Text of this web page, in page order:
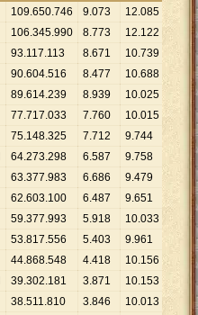
109.650.746 9.073 12.085
106.345.990 8.773 12.122
93.117.113 8.671 10.739
90.604.516 8.477 10.688
89.614.239 8.939 10.025
77.717.033 7.760 10.015
75.148.325 7.712 9.744
64.273.298 6.587 9.758
63.377.983 6.686 9.479
62.603.100 6.487 9.651
59.377.993 5.918 10.033
53.817.556 5.403 9.961
44.868.548 4.418 10.156
39.302.181 3.871 10.153
38.511.810 3.846 10.013